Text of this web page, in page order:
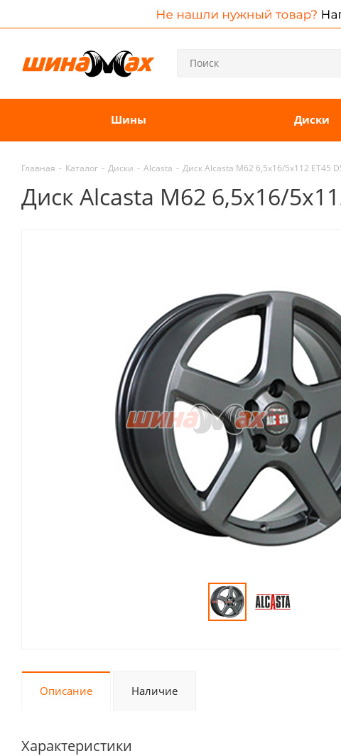
Шины Диски
Главная - Каталог - Диски - Alcasta - Диск Alcasta M62 6,5x16/5x112 ET45
Диск Alcasta M62 6,5x16/
Описание Наличие
Характеристики